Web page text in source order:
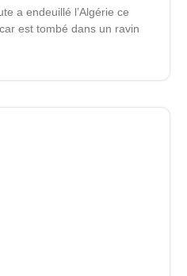
a endeuillé l’Algérie ce
est tombé dans un ravin